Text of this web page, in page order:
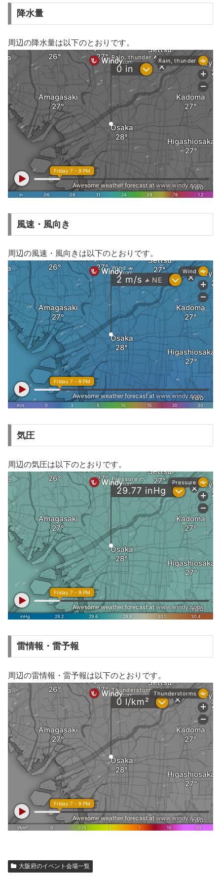
降水量
周辺の降水量は以下のとおりです。
風速・風向き
周辺の風速・風向きは以下のとおりです。
気圧
周辺の気圧は以下のとおりです。
雷情報・雷予報
周辺の雷情報・雷予報は以下のとおりです。
大阪府のイベント会場一覧